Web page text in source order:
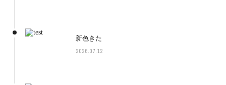
新色きた
2026.07.12